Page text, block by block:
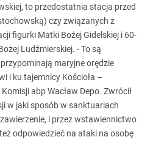
to przedostatnia stacja przed
czy związanych z
figurki Matki Bożej Gidelskiej i 60-
Ludźmierskiej. - To są
maryjne orędzie
i ku tajemnicy Kościoła –
abp Wacław Depo. Zwrócił
w jaki sposób w sanktuariach
i przez wstawiennictwo
odpowiedzieć na ataki na osobę